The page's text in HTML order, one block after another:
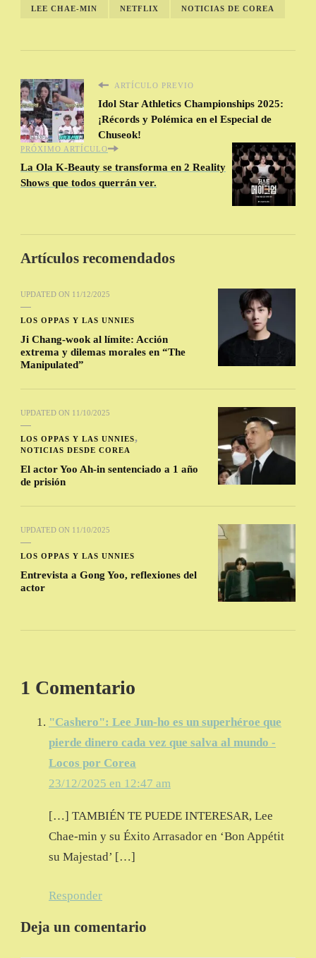
LEE CHAE-MIN NETFLIX NOTICIAS DE COREA
ARTÍCULO PREVIO
Idol Star Athletics Championships 2025:
¡Récords y Polémica en el Especial de
Chuseok!
PRÓXIMO ARTÍCULO
La Ola K-Beauty se transforma en 2 Reality
Shows que todos querrán ver.
Artículos recomendados
UPDATED ON 11/12/2025
LOS OPPAS Y LAS UNNIES
Ji Chang-wook al límite: Acción
extrema y dilemas morales en “The
Manipulated”
UPDATED ON 11/10/2025
LOS OPPAS Y LAS UNNIES
NOTICIAS DESDE COREA
El actor Yoo Ah-in sentenciado a 1 año
de prisión
UPDATED ON 11/10/2025
LOS OPPAS Y LAS UNNIES
Entrevista a Gong Yoo, reflexiones del
actor
1 Comentario
"Cashero": Lee Jun-ho es un superhéroe que
pierde dinero cada vez que salva al mundo -
Locos por Corea
23/12/2025 en 12:47 am
[…] TAMBIÉN TE PUEDE INTERESAR, Lee
Chae-min y su Éxito Arrasador en ‘Bon Appétit
su Majestad’ […]
Responder
Deja un comentario